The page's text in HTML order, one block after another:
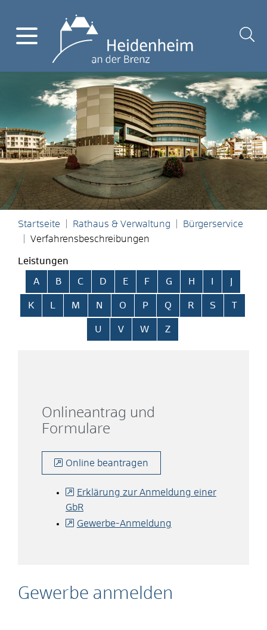
Startseite Rathaus & Verwaltung
Bürgerservice
Verfahrensbeschreibungen
Leistungen
Alphabetisches Register überspringen
A B C D E F G H
K L M N O P Q R S T
U V W Z
Gewerbe anmelden
Onlineantrag und
Formulare
Online beantragen
Erklärung zur Anmeldung einer
GbR
Gewerbe-Anmeldung